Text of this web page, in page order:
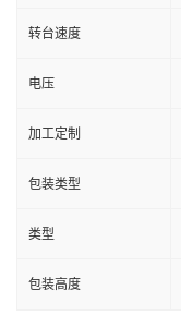
转台速度
电压
加工定制
包装类型
类型
包装高度